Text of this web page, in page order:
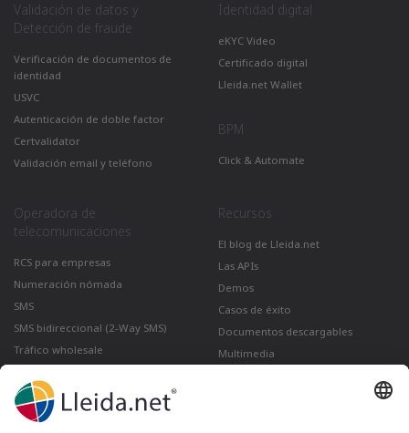
Validación de datos y
Detección de fraude
Verificación de documentos de
identidad
USVC
Autenticación de doble factor
Certvalidator
Validación email y teléfono
Identidad digital
eKYC Video
Certificado digital
Lleida.net Wallet
BPM
Click & Automate
Operadora de
telecomunicaciones
RCS para empresas
Numeración nómada
SMS
SMS bidireccional (2-Way SMS)
Tráfico wholesale
Recursos
El blog de Lleida.net
Las APIs
Demos
Casos de éxito
Documentos descargables
Multimedia